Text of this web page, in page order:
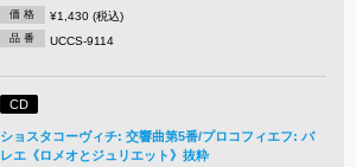
価 格 ¥1,430 (税込)
品 番 UCCS-9114
CD
ショスタコーヴィチ: 交響曲第5番/プロコフィエフ: バ
レエ《ロメオとジュリエット》抜粋